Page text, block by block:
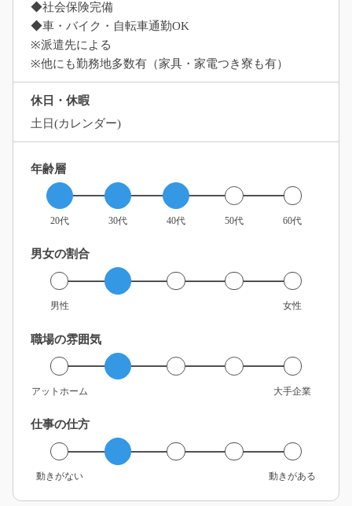
◆社会保険完備
◆車・バイク・自転車通勤OK
※派遣先による
※他にも勤務地多数有（家具・家電つき寮も有）
休日・休暇
土日(カレンダー)
年齢層
20代 30代 40代 50代 60代
男女の割合
男性 女性
職場の雰囲気
アットホーム 大手企業
仕事の仕方
動きがない 動きがある